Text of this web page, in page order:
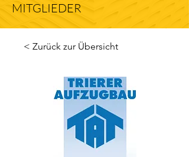
MITGLIEDER
< Zurück zur Übersicht